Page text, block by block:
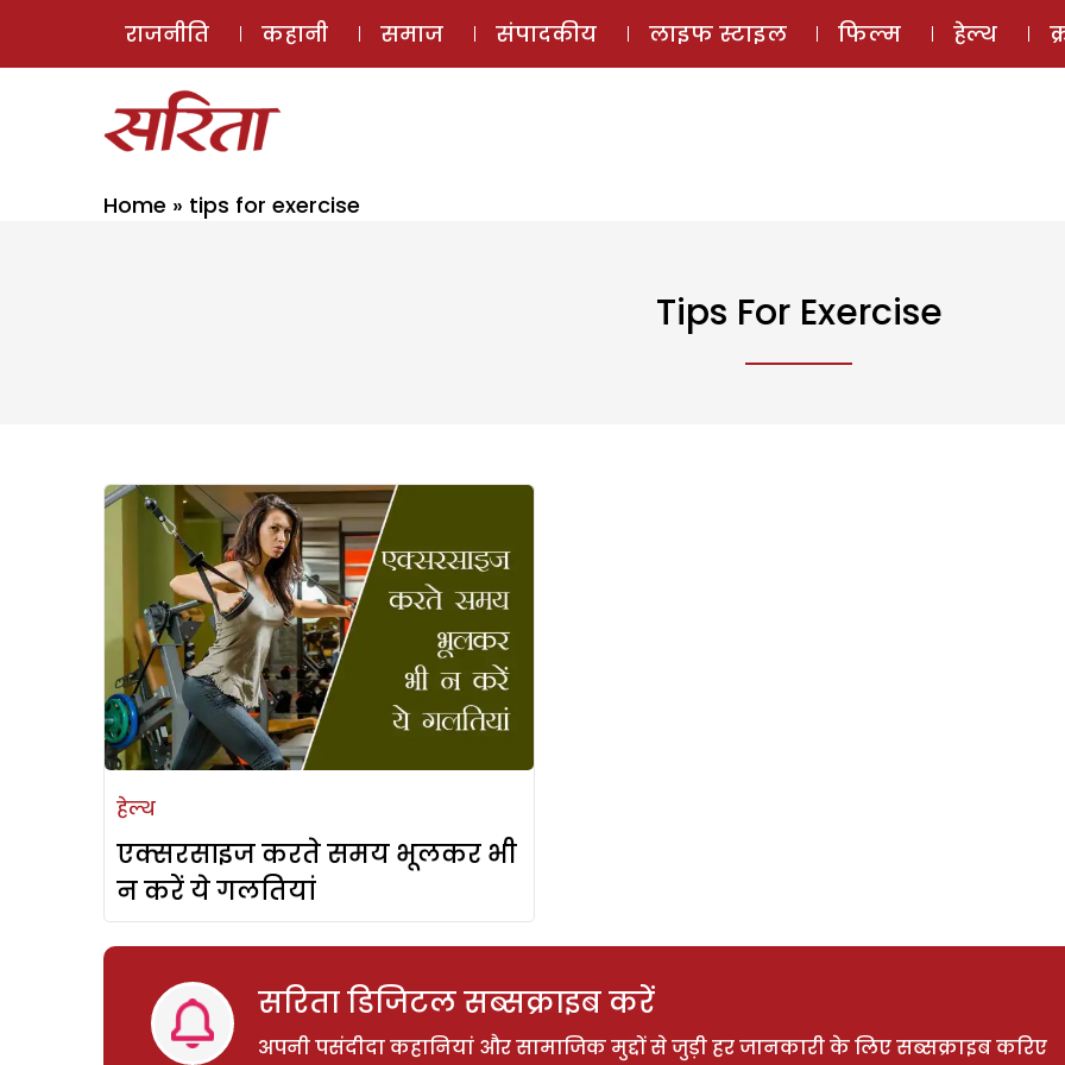
ई-मैगज़ीन
राजनीति कहानी समाज संपादकीय लाइफ स्टाइल फिल्म हेल्थ
Home » tips for exercise
Tips For Exercise
हेल्थ
एक्सरसाइज करते समय भूलकर भी
न करें ये गलतियां
सरिता डिजिटल सब्सक्राइब करें
अपनी पसंदीदा कहानियां और सामाजिक मुद्दों से जुड़ी हर जानकारी के लिए सब्सक्राइब करिए